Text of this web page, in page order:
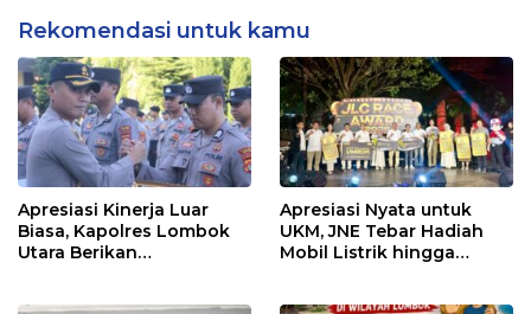
Rekomendasi untuk kamu
Apresiasi Kinerja Luar
Biasa, Kapolres Lombok
Utara Berikan
Apresiasi Nyata untuk
UKM, JNE Tebar Hadiah
Mobil Listrik hingga